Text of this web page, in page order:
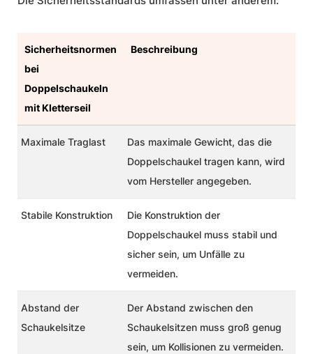
Sicherheitsnormen
bei
Doppelschaukeln
mit Kletterseil
Beschreibung
Maximale Traglast
Das maximale Gewicht, das die
Doppelschaukel tragen kann, wird
vom Hersteller angegeben.
Stabile Konstruktion
Die Konstruktion der
Doppelschaukel muss stabil und
sicher sein, um Unfälle zu
vermeiden.
Abstand der
Schaukelsitze
Der Abstand zwischen den
Schaukelsitzen muss groß genug
sein, um Kollisionen zu vermeiden.